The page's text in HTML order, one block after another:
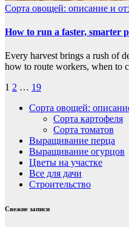
Сорта овощей: описание и
How to run a faster, smarter
Every harvest brings a rush of
how to route workers, when to
Пагинация
записей
1 2 … 19
Сорта овощей:
Сорта картофеля
Сорта томатов
Выращивание перца
Выращивание огурцов
Цветы на участке
Все для дачи
Строительство
Свежие записи